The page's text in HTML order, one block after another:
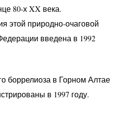
80-х XX века.
этой природно-очаговой
введена в 1992
боррелиоза в Горном Алтае
в 1997 году.